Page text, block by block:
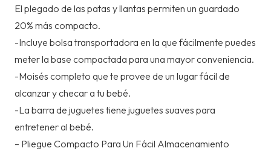
El plegado de las patas y llantas permiten un guardado
20% más compacto.
-Incluye bolsa transportadora en la que fácilmente puedes
meter la base compactada para una mayor conveniencia.
-Moisés completo que te provee de un lugar fácil de
alcanzar y checar a tu bebé.
-La barra de juguetes tiene juguetes suaves para
entretener al bebé.
– Pliegue Compacto Para Un Fácil Almacenamiento